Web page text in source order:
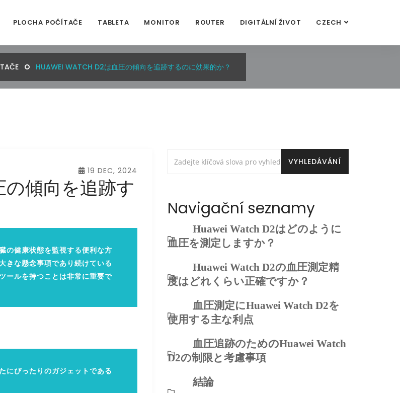
PLOCHA POČÍTAČE TABLETA MONITOR ROUTER DIGITÁLNÍ ŽIVOT CZECH
HUAWEI WATCH D2は血圧の傾向を追跡するのに効果的か？
19 DEC, 2024
傾向を追跡す
の健康状態を監視する便利な方
きな懸念事項であり続けている
ールを持つことは非常に重要で
にぴったりのガジェットである
Navigační seznamy
Huawei Watch D2はどのように
血圧を測定しますか？
Huawei Watch D2の血圧測定精
度はどれくらい正確ですか？
血圧測定にHuawei Watch D2を
使用する主な利点
血圧追跡のためのHuawei Watch
D2の制限と考慮事項
結論